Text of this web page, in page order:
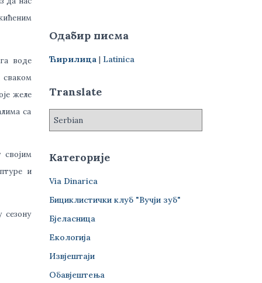
воде
сваком
желе
са
својим
и
сезону
а
а
а
Одабир писма
Ћирилица | Latinica
Translate
Категорије
Via Dinarica
Бициклистички клуб "Вучји зуб"
Бјеласница
Екологија
Извјештаји
Обавјештења